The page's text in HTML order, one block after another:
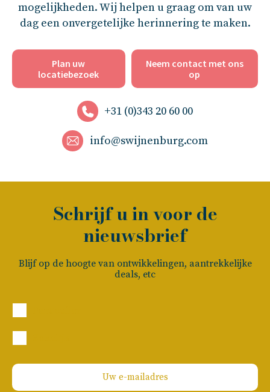
mogelijkheden. Wij helpen u graag om van uw
dag een onvergetelijke herinnering te maken.
Plan uw
locatiebezoek
Neem contact met ons
op
+31 (0)343 20 60 00
info@swijnenburg.com
Schrijf u in voor de
nieuwsbrief
Blijf op de hoogte van ontwikkelingen, aantrekkelijke
deals, etc